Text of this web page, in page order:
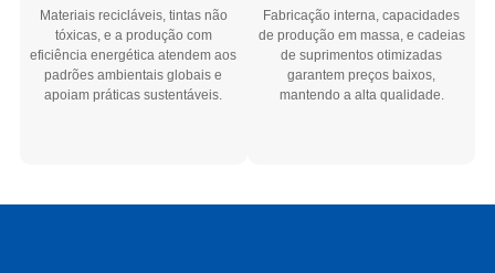
Materiais recicláveis, tintas não
tóxicas, e a produção com
eficiência energética atendem aos
padrões ambientais globais e
apoiam práticas sustentáveis.
Fabricação interna, capacidades
de produção em massa, e cadeias
de suprimentos otimizadas
garantem preços baixos,
mantendo a alta qualidade.